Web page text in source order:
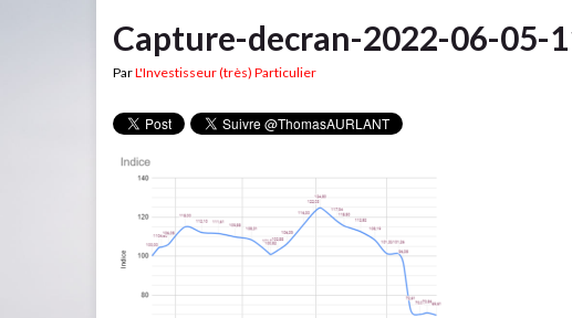
Capture-decran-2022-06-05-
ParL'Investisseur (très) Particulier